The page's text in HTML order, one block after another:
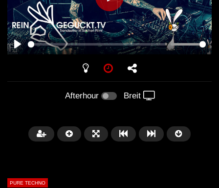
PLAY
PLAY
Afterhour Breit
PURE TECHNO